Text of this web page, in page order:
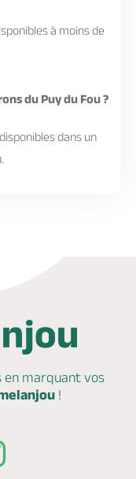
à moins de
du Puy du Fou ?
dans un
en marquantvos
!